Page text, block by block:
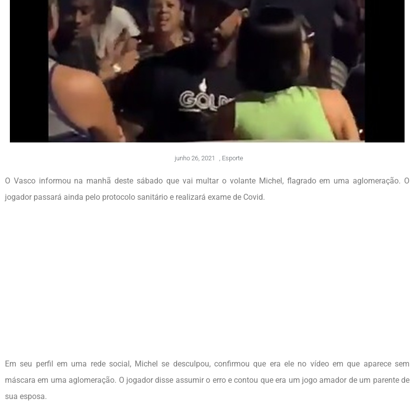
junho 26, 2021 Esporte
O Vasco informou na manhã deste sábado que vai multar o volante Michel, flagrado em uma aglomeração. O
jogador passará ainda pelo protocolo sanitário e realizará exame de Covid.
Em seu perfil em uma rede social, Michel se desculpou, confirmou que era ele no vídeo em que aparece sem
máscara em uma aglomeração. O jogador disse assumir o erro e contou que era um jogo amador de um parente de
sua esposa.